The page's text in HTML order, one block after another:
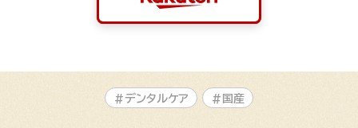
#デンタルケア #国産